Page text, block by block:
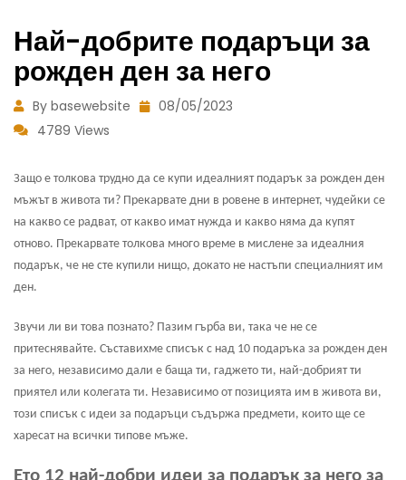
Най-добрите подаръци за
рожден ден за него
By basewebsite
08/05/2023
4789 Views
Защо е толкова трудно да се купи идеалният подарък за рожден ден
мъжът в живота ти? Прекарвате дни в ровене в интернет, чудейки се
на какво се радват, от какво имат нужда и какво няма да купят
отново. Прекарвате толкова много време в мислене за идеалния
подарък, че не сте купили нищо, докато не настъпи специалният им
ден.
Звучи ли ви това познато? Пазим гърба ви, така че не се
притеснявайте. Съставихме списък с над 10 подаръка за рожден ден
за него, независимо дали е баща ти, гаджето ти, най-добрият ти
приятел или колегата ти. Независимо от позицията им в живота ви,
този списък с идеи за подаръци съдържа предмети, които ще се
харесат на всички типове мъже.
Ето 12 най-добри идеи за подарък за него за